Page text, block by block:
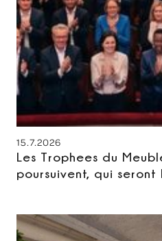
15.7.2026
Les Trophees du
poursuivent, qui